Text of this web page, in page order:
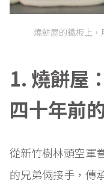
燒餅屋的鐵板上，
1. 燒餅屋
四十年前
從新竹樹林頭空軍
的兄弟倆接手，傳